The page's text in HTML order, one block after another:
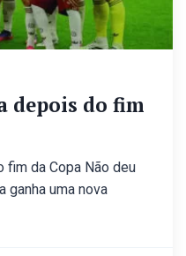
depois do fim
fim da Copa Não deu
ganha uma nova